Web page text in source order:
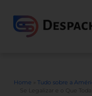
Home Tudo sobre a
Se Legalizar e o Que